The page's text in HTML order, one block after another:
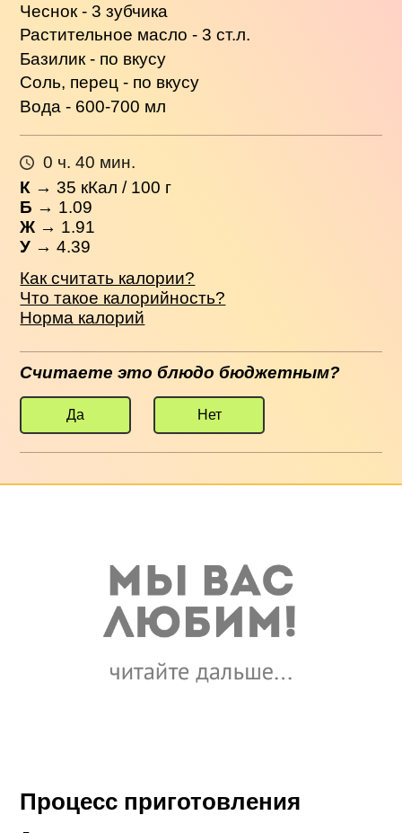
Чеснок - 3 зубчика
Растительное масло - 3 ст.л.
Базилик - по вкусу
Соль, перец - по вкусу
Вода - 600-700 мл
0 ч. 40 мин.
К →35 кКал / 100 г
Б → 1.09
Ж → 1.91
У → 4.39
Как считать калории?
Что такое калорийность?
Норма калорий
Считаете это блюдо бюджетным?
Да Нет
Процесс приготовления